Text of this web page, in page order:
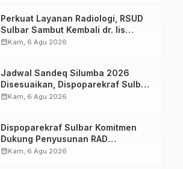
Perkuat Layanan Radiologi, RSUD
Sulbar Sambut Kembali dr. Iis
Imelda, Sp.Rad
calendar_monthKam, 6 Agu 2026
Jadwal Sandeq Silumba 2026
Disesuaikan, Dispoparekraf Sulbar
Pastikan Persiapan Tetap
calendar_monthKam, 6 Agu 2026
Dispoparekraf Sulbar Komitmen
Dukung Penyusunan RAD
TPB/SDGs Sulawesi Barat
calendar_monthKam, 6 Agu 2026